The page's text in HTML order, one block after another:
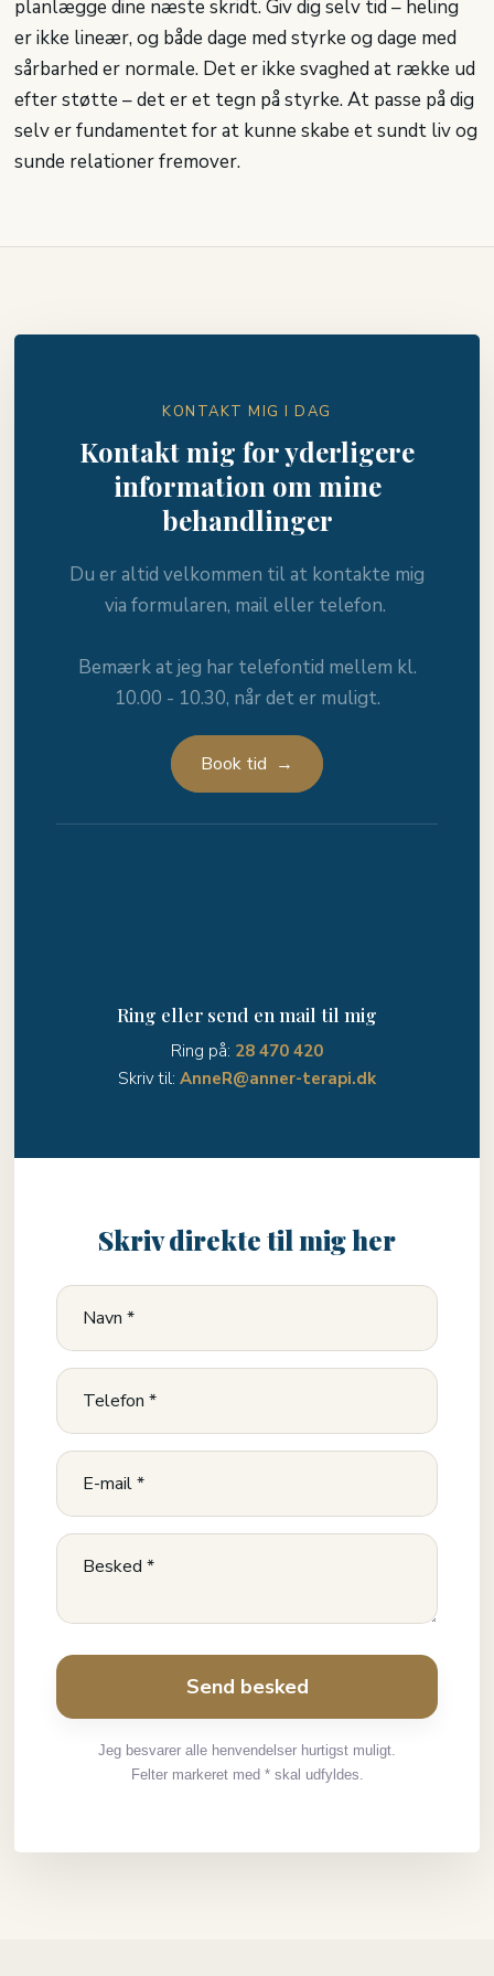
planlægge dine næste skridt. Giv dig selv tid – heling
er ikke lineær, og både dage med styrke og dage med
sårbarhed er normale. Det er ikke svaghed at række ud
efter støtte – det er et tegn på styrke. At passe på dig
selv er fundamentet for at kunne skabe et sundt liv og
sunde relationer fremover.​
KONTAKT MIG I DAG
Kontakt mig for yderligere
information om mine
behandlinger
Du er altid velkommen til at kontakte mig
via formularen, mail eller telefon. ​
Bemærk at jeg har telefontid mellem kl.
10.00 - 10.30, når det er muligt.
Book tid →
Ring eller send en mail til mig
Ring på: 28 470 420
Skriv til: AnneR@anner-terapi.dk
Skriv direkte til mig her​
Jeg besvarer alle henvendelser hurtigst muligt.
Felter markeret med * skal udfyldes.